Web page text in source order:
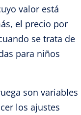
valor está
el precio por
se trata de
para niños
son variables
los ajustes